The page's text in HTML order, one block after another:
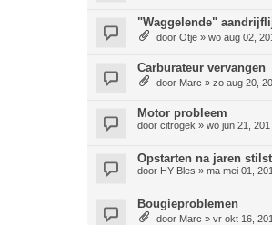
"Waggelende"
door Otje » wo aug 02,
Carburateur vervangen
door Marc » zo aug 20,
Motor probleem
door citrogek » wo jun 21,
Opstarten na jaren
door HY-Bles » ma mei 01,
Bougieproblemen
door Marc » vr okt 16,